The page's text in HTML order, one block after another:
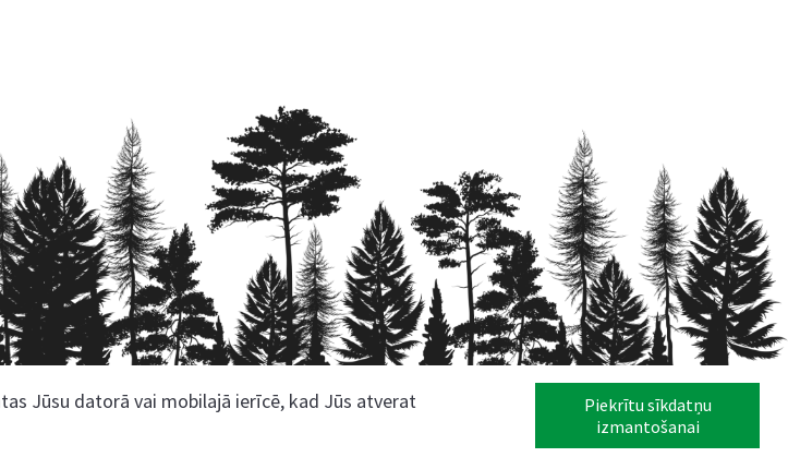
Jūsu datorā vai mobilajā ierīcē, kad Jūs atverat
Piekrītu sīkdatņu
izmantošanai